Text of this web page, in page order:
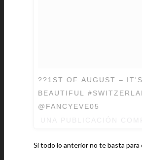
??1ST OF AUGUST –
BEAUTIFUL
@FANCYEVE05
Si todo lo anterior no te basta